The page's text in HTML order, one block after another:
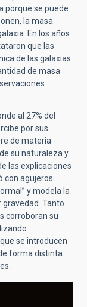
porque se puede
la masa
En los años
que las
de las galaxias
de masa
al 27% del
por sus
de materia
su naturaleza y
las explicaciones
con agujeros
y modela la
gravedad. Tanto
corroboran su
se introducen
forma distinta.